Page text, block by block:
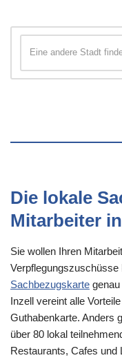
Die lokale
Mitarbeiter
Sie wollen Ihren
Sachbezugskarte
Inzell vereint alle
Guthabenkarte. Anders
über 80 lokal
Restaurants, Cafes und